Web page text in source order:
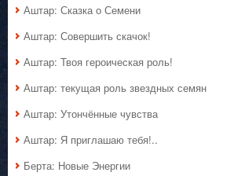
Аштар: Сказка о Семени
Аштар: Совершить скачок!
Аштар: Твоя героическая роль!
Аштар: текущая роль звездных семян
Аштар: Утончённые чувства
Аштар: Я приглашаю тебя!..
Берта: Новые Энергии